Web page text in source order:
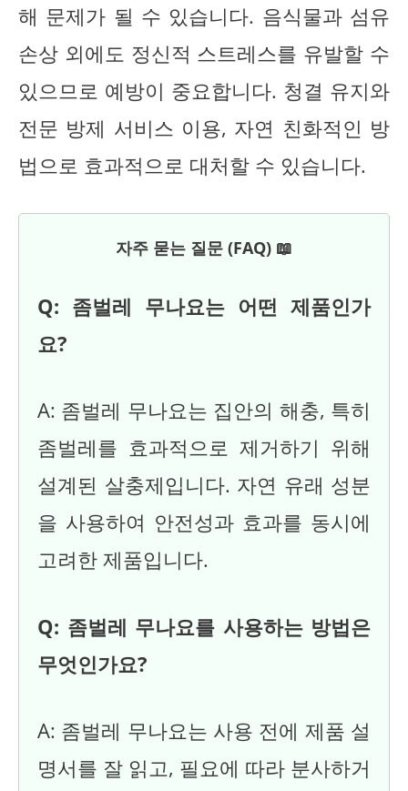
해 문제가 될 수 있습니다. 음식물과 섬유
손상 외에도 정신적 스트레스를 유발할 수
있으므로 예방이 중요합니다. 청결 유지와
전문 방제 서비스 이용, 자연 친화적인 방
법으로 효과적으로 대처할 수 있습니다.
자주 묻는 질문 (FAQ) 📖
Q: 좀벌레 무나요는 어떤 제품인가
요?
A: 좀벌레 무나요는 집안의 해충, 특히
좀벌레를 효과적으로 제거하기 위해
설계된 살충제입니다. 자연 유래 성분
을 사용하여 안전성과 효과를 동시에
고려한 제품입니다.
Q: 좀벌레 무나요를 사용하는 방법은
무엇인가요?
A: 좀벌레 무나요는 사용 전에 제품 설
명서를 잘 읽고, 필요에 따라 분사하거